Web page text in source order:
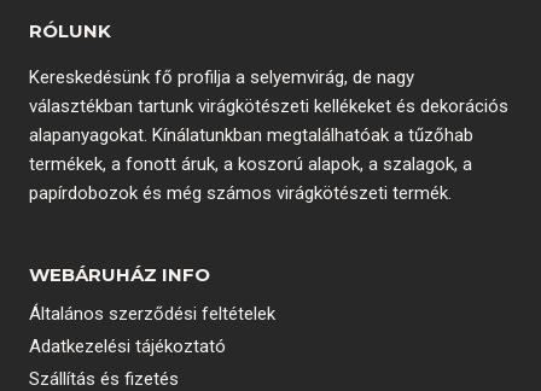
RÓLUNK
Kereskedésünk fő profilja a selyemvirág, de nagy
választékban tartunk virágkötészeti kellékeket és dekorációs
alapanyagokat. Kínálatunkban megtalálhatóak a tűzőhab
termékek, a fonott áruk, a koszorú alapok, a szalagok, a
papírdobozok és még számos virágkötészeti termék.
WEBÁRUHÁZ INFO
Általános szerződési feltételek
Adatkezelési tájékoztató
Szállítás és fizetés